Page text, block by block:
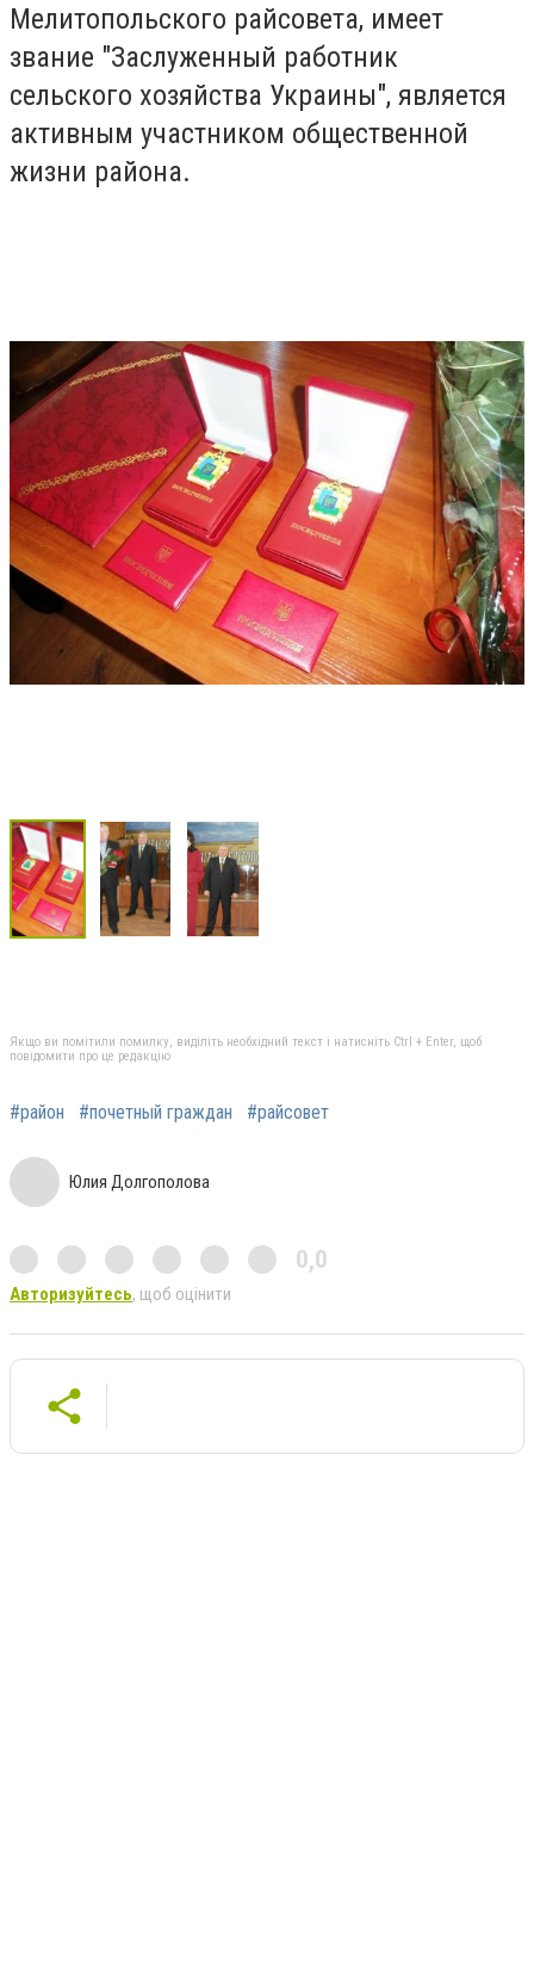
Мелитопольского райсовета, имеет
звание "Заслуженный работник
сельского хозяйства Украины", является
активным участником общественной
жизни района.
Якщо ви помітили помилку, виділіть необхідний текст і натисніть Ctrl + Enter, щоб
повідомити про це редакцію
#район #почетный граждан #райсовет
Юлия Долгополова
0,0
Авторизуйтесь, щоб оцінити